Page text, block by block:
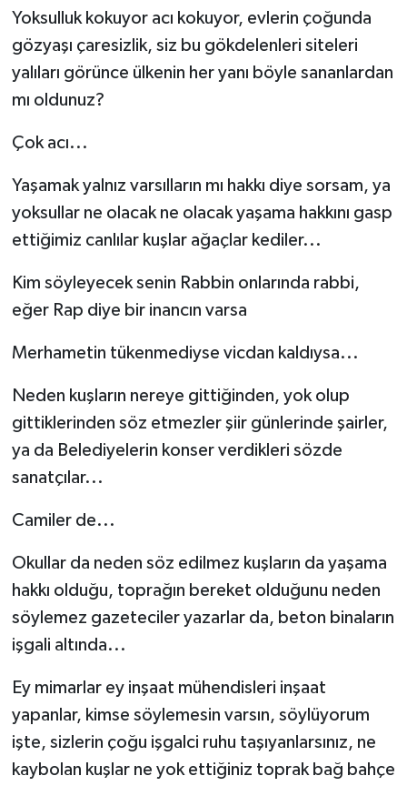
Yoksulluk kokuyor acı kokuyor, evlerin çoğunda
gözyaşı çaresizlik, siz bu gökdelenleri siteleri
yalıları görünce ülkenin her yanı böyle sananlardan
mı oldunuz?
Çok acı...
Yaşamak yalnız varsılların mı hakkı diye sorsam, ya
yoksullar ne olacak ne olacak yaşama hakkını gasp
ettiğimiz canlılar kuşlar ağaçlar kediler...
Kim söyleyecek senin Rabbin onlarında rabbi,
eğer Rap diye bir inancın varsa
Merhametin tükenmediyse vicdan kaldıysa...
Neden kuşların nereye gittiğinden, yok olup
gittiklerinden söz etmezler şiir günlerinde şairler,
ya da Belediyelerin konser verdikleri sözde
sanatçılar...
Camiler de...
Okullar da neden söz edilmez kuşların da yaşama
hakkı olduğu, toprağın bereket olduğunu neden
söylemez gazeteciler yazarlar da, beton binaların
işgali altında...
Ey mimarlar ey inşaat mühendisleri inşaat
yapanlar, kimse söylemesin varsın, söylüyorum
işte, sizlerin çoğu işgalci ruhu taşıyanlarsınız, ne
kaybolan kuşlar ne yok ettiğiniz toprak bağ bahçe